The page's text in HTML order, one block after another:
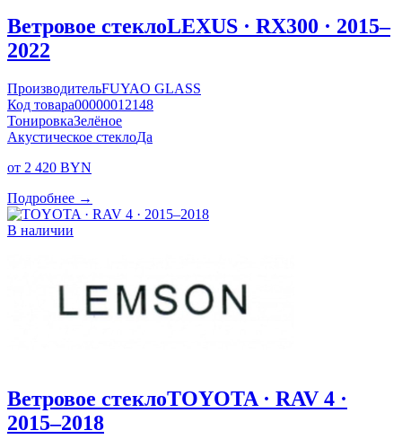
Ветровое стеклоLEXUS · RX300 · 2015–
2022
ПроизводительFUYAO GLASS
Код товара00000012148
ТонировкаЗелёное
Акустическое стеклоДа
от 2 420 BYN
Подробнее →
В наличии
Ветровое стеклоTOYOTA · RAV 4 ·
2015–2018